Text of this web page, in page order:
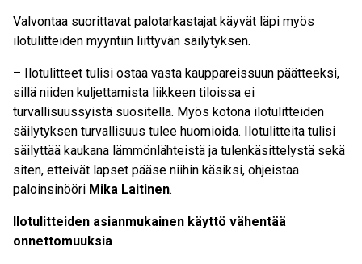
Valvontaa suorittavat palotarkastajat käyvät läpi myös
ilotulitteiden myyntiin liittyvän säilytyksen.
– Ilotulitteet tulisi ostaa vasta kauppareissuun päätteeksi,
sillä niiden kuljettamista liikkeen tiloissa ei
turvallisuussyistä suositella. Myös kotona ilotulitteiden
säilytyksen turvallisuus tulee huomioida. Ilotulitteita tulisi
säilyttää kaukana lämmönlähteistä ja tulenkäsittelystä sekä
siten, etteivät lapset pääse niihin käsiksi, ohjeistaa
paloinsinööri Mika Laitinen.
Ilotulitteiden asianmukainen käyttö vähentää
onnettomuuksia